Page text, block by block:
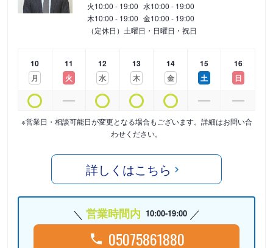
火10:00 - 19:00 水10:00 - 19:00
木10:00 - 19:00 金10:00 - 19:00
（定休日）土曜日・日曜日・祝日
10
月
11
火
12
水
13
木
14
金
15
土
16
日
※営業日・相談可能日が変更となる場合もございます。詳細はお問い合
わせください。
詳しくはこちら
営業時間内 10:00-19:00
05075861880